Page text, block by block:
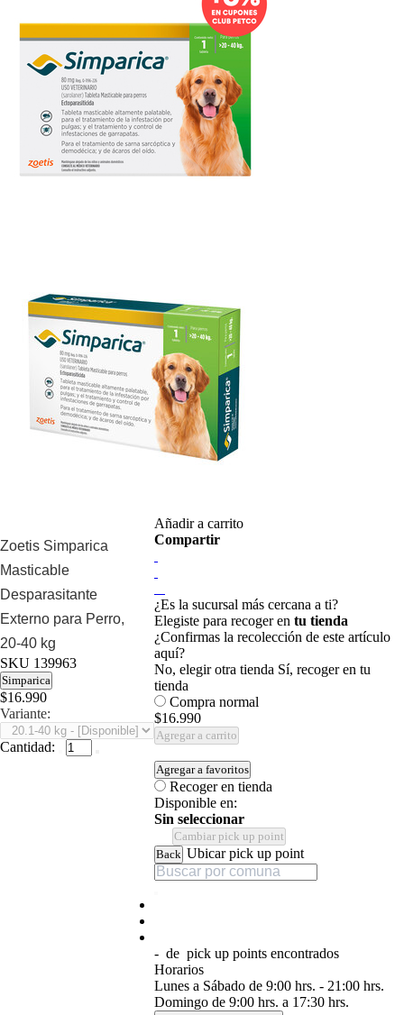
Zoetis Simparica
Masticable
Desparasitante
Externo para Perro,
20-40 kg
SKU 139963
Simparica
$16.990
Variante:
Cantidad:
Añadir a carrito
Compartir
¿Es la sucursal más cercana a ti?
Elegiste para recoger en tu tienda
¿Confirmas la recolección de este artículo
aquí?
No, elegir otra tienda Sí, recoger en tu
tienda
Compra normal
$16.990
Agregar a carrito
Agregar a favoritos
Recoger en tienda
Disponible en:
Sin seleccionar
Cambiar pick up point
Back Ubicar pick up point
- de pick up points encontrados
Horarios
Lunes a Sábado de 9:00 hrs. - 21:00 hrs.
Domingo de 9:00 hrs. a 17:30 hrs.